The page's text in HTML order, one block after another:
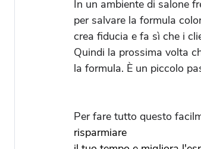
In un ambiente di salone
per salvare la formula
crea fiducia e fa sì che i
Quindi la prossima volta
la formula. È un piccolo
Per fare tutto questo
risparmiare